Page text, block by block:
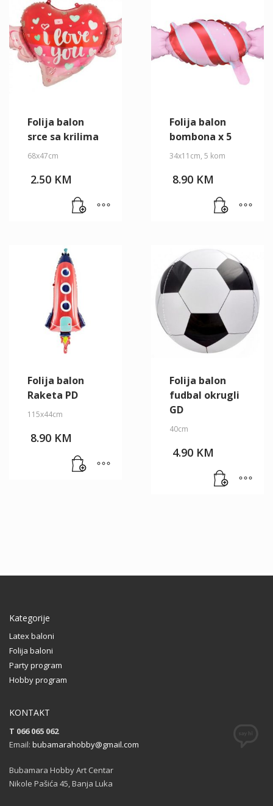
Folija balon
srce sa krilima
68x47cm
2.50 KM
Folija balon
bombona x 5
34x11cm, 5 kom
8.90 KM
Folija balon
Raketa PD
115x44cm
8.90 KM
Folija balon
fudbal okrugli
GD
40cm
4.90 KM
Kategorije
Latex baloni
Folija baloni
Party program
Hobby program
KONTAKT
T 066 065 062
Email: bubamarahobby@gmail.com
Bubamara Hobby Art Centar
Nikole Pašića 45, Banja Luka